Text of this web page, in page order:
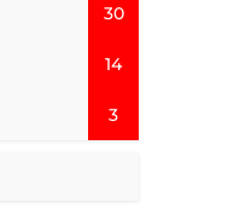
30
14
3